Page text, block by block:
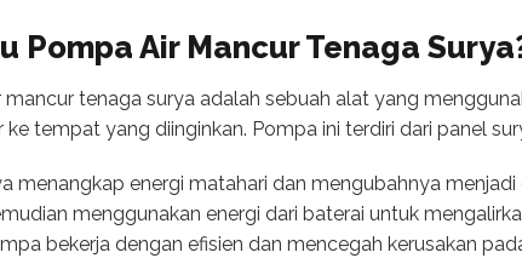
Pompa Air Mancur Tenaga
mancur tenaga surya adalah sebuah alat yang
ke tempat yang diinginkan. Pompa ini terdiri dari panel
menangkap energi matahari dan mengubahnya
menggunakan energi dari baterai untuk
bekerja dengan efisien dan mencegah kerusakan